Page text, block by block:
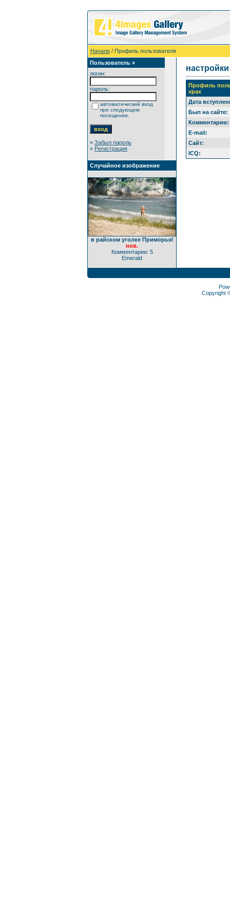
Начало / Профиль пользователя
Пользователь »
логин:
пароль:
автоматический вход
при следующем
посещении.
» Забыл пароль
» Регистрация
Случайное изображение
в райском уголке Приморья!
нов.
Комментарии: 5
Emerald
настройки
Профиль
xpax
Дата
Был на сайте:
Комментарии:
E-mail:
Сайт:
ICQ:
Copyright